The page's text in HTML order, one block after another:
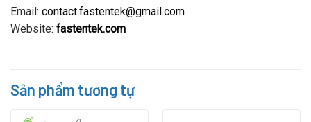
Email: contact.fastentek@gmail.com
Website: fastentek.com
Sản phẩm tương tự